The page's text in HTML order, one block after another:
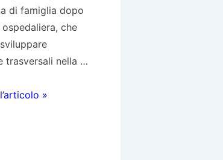
di famiglia dopo
ospedaliera, che
trasversali nella …
»